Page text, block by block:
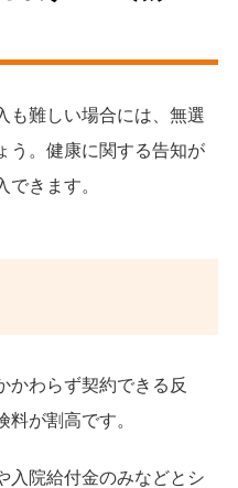
も難しい場合には、無選
う。健康に関する告知が
きます。
かわらず契約できる反
が割高です。
入院給付金のみなどとシ